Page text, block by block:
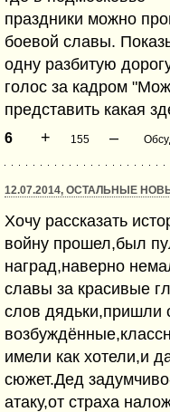
праздники можно
боевой славы.
одну разбитую
голос за кадром
представить какая
6 + 155 –
12.07.2014, ОСТАЛЬНЫЕ
Хочу рассказать
войну прошел,был
наград,наверно
славы за красивые
слов дядьки,пришли
имели как хотели,и
сюжет.Дед
атаку,от страха